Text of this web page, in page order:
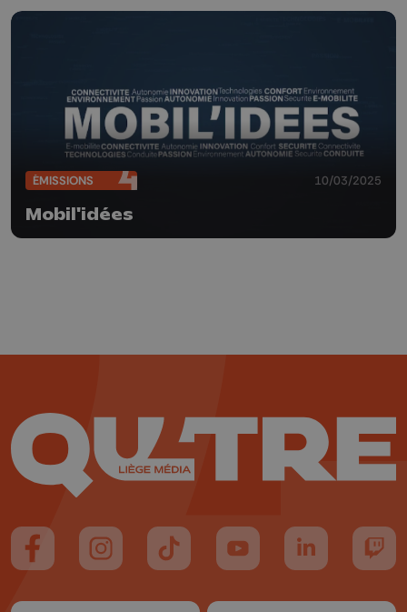
ÉMISSIONS 10/03/2025
Mobil'idées
Suivez-nous sur FaceBook
Suivez-nous sur Instagram
Suivez-nous sur TikTok
Suivez-nous sur YouTube
Suivez-nous